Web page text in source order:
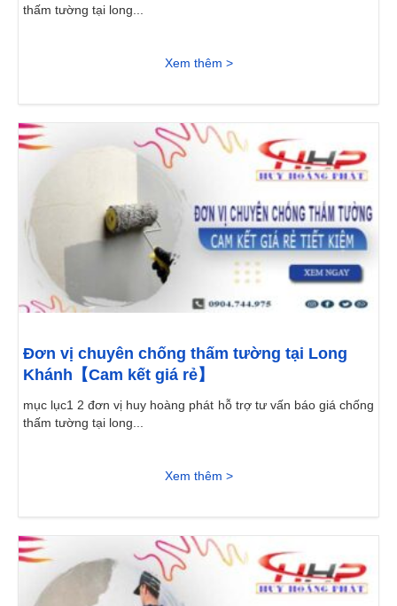
thấm tường tại long...
Xem thêm >
Đơn vị chuyên chống thấm tường tại Long
Khánh【Cam kết giá rẻ】
mục lục1 2 đơn vị huy hoàng phát hỗ trợ tư vấn báo giá chống
thấm tường tại long...
Xem thêm >